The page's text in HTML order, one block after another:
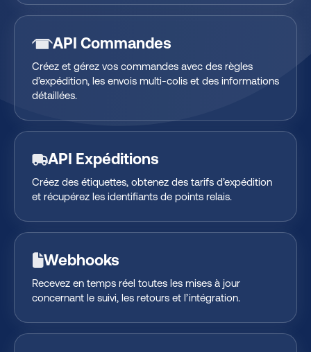
API Commandes
Créez et gérez vos commandes avec des règles
d’expédition, les envois multi-colis et des informations
détaillées.
API Expéditions
Créez des étiquettes, obtenez des tarifs d’expédition
et récupérez les identifiants de points relais.
Webhooks
Recevez en temps réel toutes les mises à jour
concernant le suivi, les retours et l’intégration.